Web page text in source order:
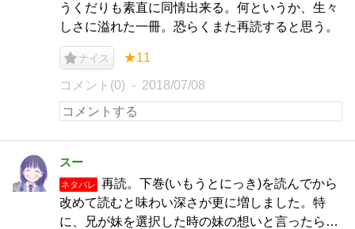
うくだりも素直に同情出来る。何というか、生々
しさに溢れた一冊。恐らくまた再読すると思う。
ナイス ★11
コメント(0) 2018/07/08
スー
ネタバレ
再読。下巻(いもうとにっき)を読んでから
改めて読むと味わい深さが更に増しました。特
に、兄が妹を選択した時の妹の想いと言ったら…